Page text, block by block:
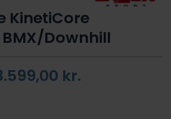
KinetiCore
Downhill
kr.